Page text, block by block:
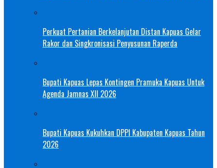
Perkuat Pertanian Berkelanjutan Distan Kapuas Gelar
Rakor dan Singkronisasi Penyusunan Raperda
Bupati Kapuas Lepas Kontingen Pramuka Kapuas Untuk
Agenda Jamnas XII 2026
Bupati Kapuas Kukuhkan DPPI Kabupaten Kapuas Tahun
2026